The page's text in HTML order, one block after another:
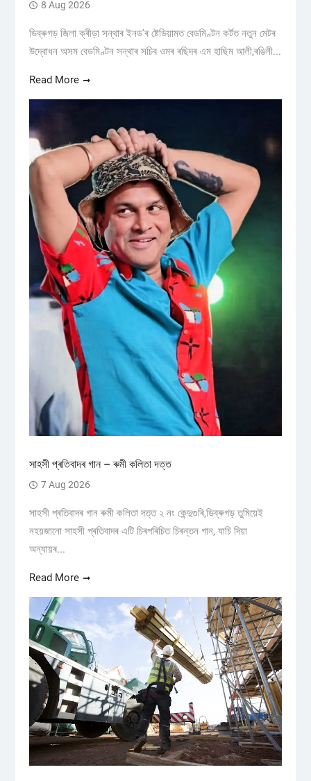
8 Aug 2026
ডিব্ৰুগড় জিলা ক্ৰীড়া সন্থাৰ ইনড'ৰ ষ্টেডিয়ামত বেডমিণ্টন কৰ্টত নতুন মেটৰ
উদ্বোধন অসম বেডমিণ্টন সন্থাৰ সচিব ওমৰ ৰছিদৰ এম হাছিম আলী,ৰঙিলী...
Read More
সাহসী প্ৰতিবাদৰ গান – ৰুমী কলিতা দত্ত
7 Aug 2026
সাহসী প্ৰতিবাদৰ গান ৰুমী কলিতা দত্ত ২ নং কেন্দুগুৰি,ডিব্ৰুগড় তুমিয়েই
নহয়জানো সাহসী প্ৰতিবাদৰ এটি চিৰপৰিচিত চিৰন্তন গান, যাচি দিয়া
অন্যায়ৰ...
Read More